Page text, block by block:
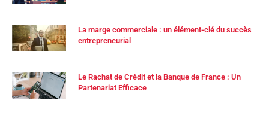
La marge commerciale : un élément-clé du succès
entrepreneurial
Le Rachat de Crédit et la Banque de France : Un
Partenariat Efficace